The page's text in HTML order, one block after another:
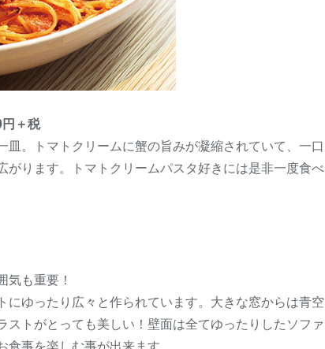
＋税
皿。トマトクリームに蟹の旨みが凝縮されていて、一口
がります。トマトクリームパスタ好きには是非一度食べ
気も重要！
にゆったり広々と作られています。大きな窓からは青空
ストがとっても美しい！壁面は全てゆったりしたソファ
事を楽しむ事が出来ます。